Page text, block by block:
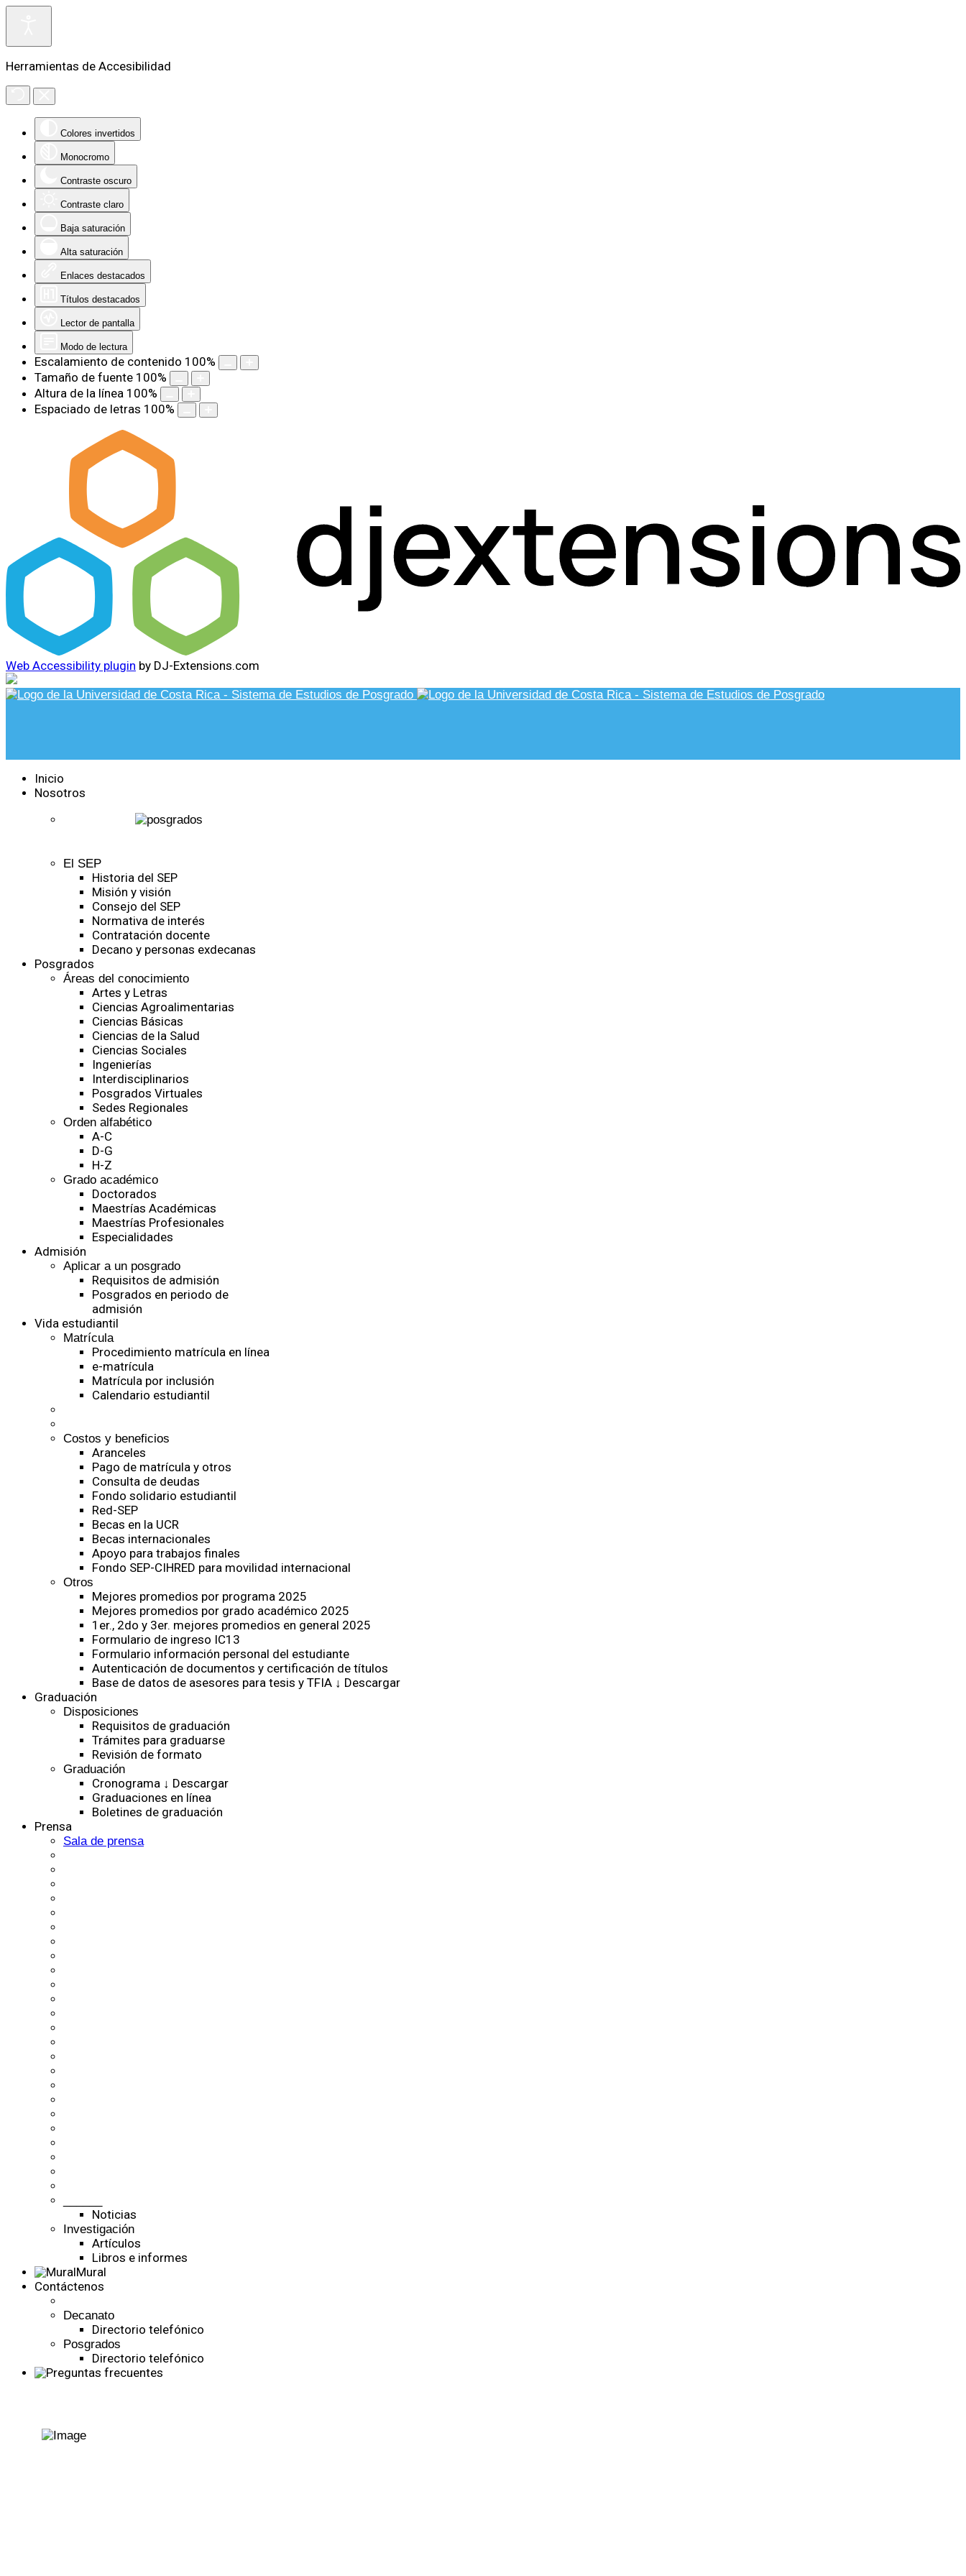
Herramientas de Accesibilidad
Colores invertidos
Monocromo
Contraste oscuro
Contraste claro
Baja saturación
Alta saturación
Enlaces destacados
Títulos destacados
Lector de pantalla
Modo de lectura
Escalamiento de contenido 100%
Tamaño de fuente 100%
Altura de la línea 100%
Espaciado de letras 100%
Web Accessibility plugin by DJ-Extensions.com
Inicio
Nosotros
El SEP
Historia del SEP
Misión y visión
Consejo del SEP
Normativa de interés
Contratación docente
Decano y personas exdecanas
Posgrados
Áreas del conocimiento
Artes y Letras
Ciencias Agroalimentarias
Ciencias Básicas
Ciencias de la Salud
Ciencias Sociales
Ingenierías
Interdisciplinarios
Posgrados Virtuales
Sedes Regionales
Orden alfabético
A-C
D-G
H-Z
Grado académico
Doctorados
Maestrías Académicas
Maestrías Profesionales
Especialidades
Admisión
Aplicar a un posgrado
Requisitos de admisión
Posgrados en periodo de
admisión
Vida estudiantil
Matrícula
Procedimiento matrícula en línea
e-matrícula
Matrícula por inclusión
Calendario estudiantil
Costos y beneficios
Aranceles
Pago de matrícula y otros
Consulta de deudas
Fondo solidario estudiantil
Red-SEP
Becas en la UCR
Becas internacionales
Apoyo para trabajos finales
Fondo SEP-CIHRED para movilidad internacional
Otros
Mejores promedios por programa 2025
Mejores promedios por grado académico 2025
1er., 2do y 3er. mejores promedios en general 2025
Formulario de ingreso IC13
Formulario información personal del estudiante
Autenticación de documentos y certificación de títulos
Base de datos de asesores para tesis y TFIA ↓ Descargar
Graduación
Disposiciones
Requisitos de graduación
Trámites para graduarse
Revisión de formato
Graduación
Cronograma ↓ Descargar
Graduaciones en línea
Boletines de graduación
Prensa
Sala de prensa
Noticias
Investigación
Artículos
Libros e informes
Mural
Contáctenos
Decanato
Directorio telefónico
Posgrados
Directorio telefónico